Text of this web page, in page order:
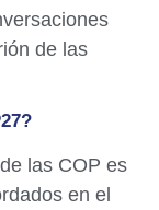
de las
las COP es
en el